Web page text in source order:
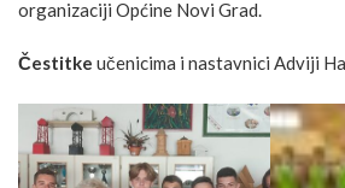
organizaciji Općine Novi Grad.
Čestitke učenicima i nastavnici Adviji